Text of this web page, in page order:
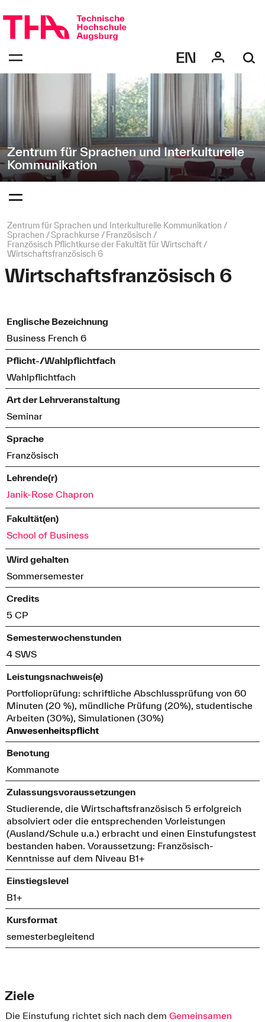
überspringen
zur
Navigation
"Zentrum
für
Interkulturelle
Kommunikation"
Zentrum für Sprachen und Interkulturelle
Kommunikation
bestätigen
Öffnen
bestätigen
des
Menüs
Seitenpfad:
Zentrum für Sprachen und Interkulturelle Kommunikation
Sprachen
Sprachkurse
Französisch
Französisch Pflichtkurse der Fakultät für Wirtschaft
Wirtschaftsfranzösisch 6
Wirtschaftsfranzösisch 6
Englische Bezeichnung
Business French 6
Pflicht-/Wahlpflichtfach
Wahlpflichtfach
Art der Lehrveranstaltung
Seminar
Sprache
Französisch
Lehrende(r)
Janik-Rose Chapron
Fakultät(en)
School of Business
Wird gehalten
Sommersemester
Credits
5 CP
Semesterwochenstunden
4 SWS
Leistungsnachweis(e)
Portfolioprüfung: schriftliche Abschlussprüfung von 60
Minuten (20 %), mündliche Prüfung (20%), studentische
Arbeiten (30%), Simulationen (30%)
Anwesenheitspflicht
Benotung
Kommanote
Zulassungsvoraussetzungen
Studierende, die Wirtschaftsfranzösisch 5 erfolgreich
absolviert oder die entsprechenden Vorleistungen
(Ausland/Schule u.a.) erbracht und einen Einstufungstest
bestanden haben. Voraussetzung: Französisch-
Kenntnisse auf dem Niveau B1+
Einstiegslevel
B1+
Kursformat
semesterbegleitend
Ziele
Die Einstufung richtet sich nach dem Gemeinsamen